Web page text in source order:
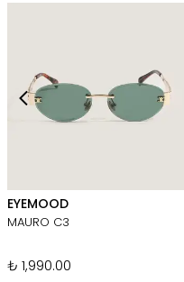
EYEMOOD
MAURO C3
₺ 1,990.00